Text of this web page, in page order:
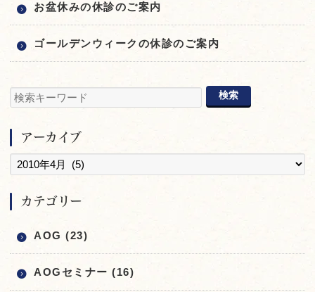
お盆休みの休診のご案内
ゴールデンウィークの休診のご案内
アーカイブ
カテゴリー
AOG (23)
AOGセミナー (16)